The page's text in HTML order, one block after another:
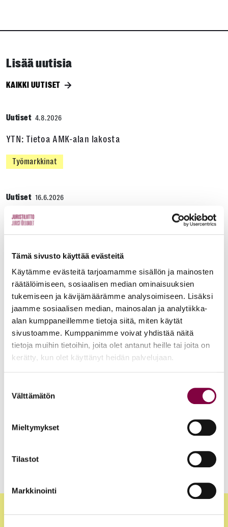
Tämä sivusto käyttää evästeitä
Käytämme evästeitä tarjoamamme sisällön ja mainosten
räätälöimiseen, sosiaalisen median ominaisuuksien
tukemiseen ja kävijämäärämme analysoimiseen. Lisäksi
jaamme sosiaalisen median, mainosalan ja analytiikka-
alan kumppaneillemme tietoja siitä, miten käytät
sivustoamme. Kumppanimme voivat yhdistää näitä
tietoja muihin tietoihin, joita olet antanut heille tai joita on
kerätty, kun olet käyttänyt heidän palvelujaan.
valinta
Välttämätön
Mieltymykset
Tilastot
Markkinointi
Lisää uutisia
KAIKKI UUTISET
Uutiset 4.8.2026
YTN: Tietoa AMK-alan lakosta
Työmarkkinat
Uutiset 16.6.2026
Helsingin yliopiston ei pidä ratkaista tilakuluja
oikeustieteellisen opetuksen ja tutkimuksen
Edunvalvonta
Uutiset 15.6.2026
Työ- ja virkasuhdeneuvonta palvelee läpi kesän
Juristiliitto